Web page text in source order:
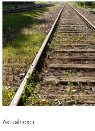
Aktualności